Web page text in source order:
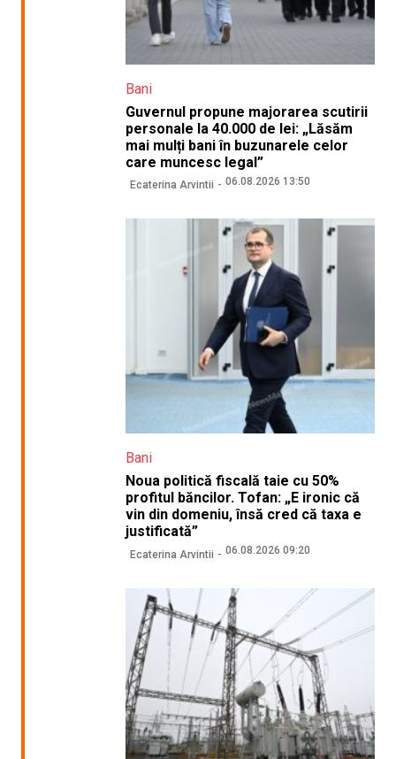
Bani
Guvernul propune majorarea scutirii
personale la 40.000 de lei: „Lăsăm
mai mulți bani în buzunarele celor
care muncesc legal”
Ecaterina Arvintii 06.08.2026 13:50
Bani
Noua politică fiscală taie cu 50%
profitul băncilor. Tofan: „E ironic că
vin din domeniu, însă cred că taxa e
justificată”
Ecaterina Arvintii 06.08.2026 09:20